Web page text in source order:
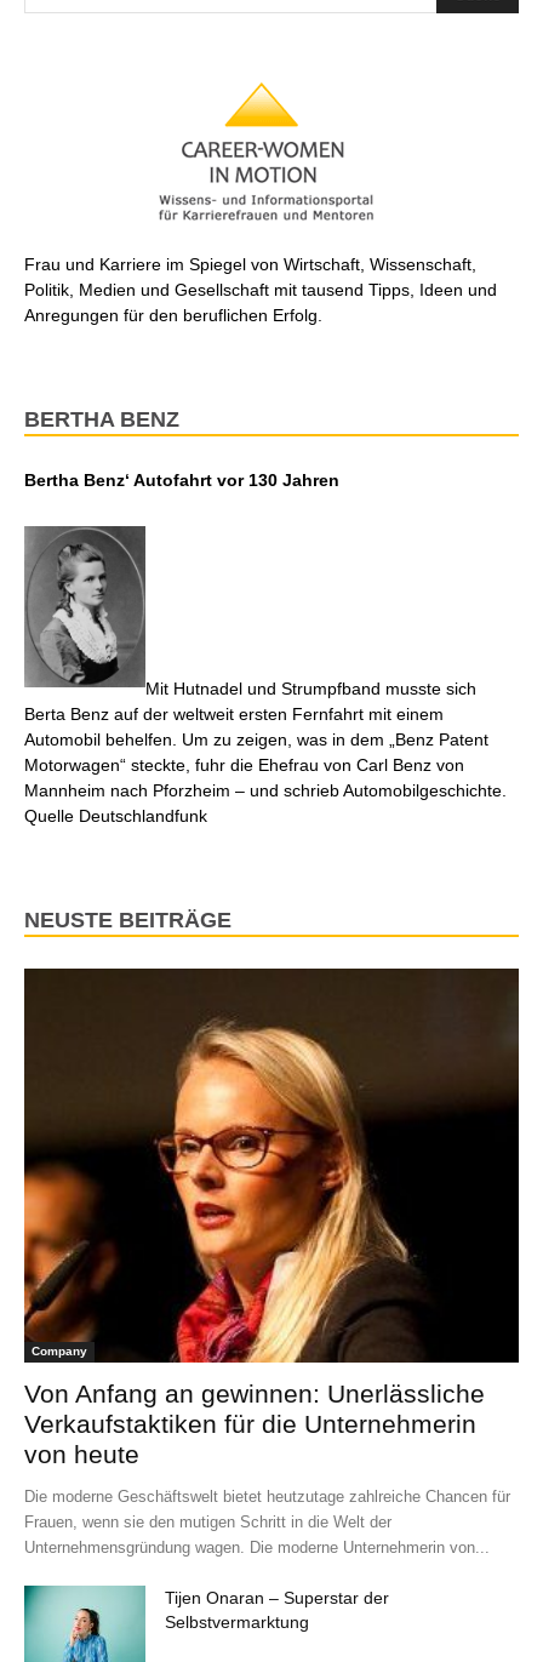
Frau und Karriere im Spiegel von Wirtschaft, Wissenschaft,
Politik, Medien und Gesellschaft mit tausend Tipps, Ideen und
Anregungen für den beruflichen Erfolg.
BERTHA BENZ
Bertha Benz‘ Autofahrt vor 130 Jahren
Mit Hutnadel und Strumpfband musste sich
Berta Benz auf der weltweit ersten Fernfahrt mit einem
Automobil behelfen. Um zu zeigen, was in dem „Benz Patent
Motorwagen“ steckte, fuhr die Ehefrau von Carl Benz von
Mannheim nach Pforzheim – und schrieb Automobilgeschichte.
Quelle Deutschlandfunk
NEUSTE BEITRÄGE
Company
Von Anfang an gewinnen: Unerlässliche
Verkaufstaktiken für die Unternehmerin
von heute
Die moderne Geschäftswelt bietet heutzutage zahlreiche Chancen für
Frauen, wenn sie den mutigen Schritt in die Welt der
Unternehmensgründung wagen. Die moderne Unternehmerin von...
Tijen Onaran – Superstar der
Selbstvermarktung